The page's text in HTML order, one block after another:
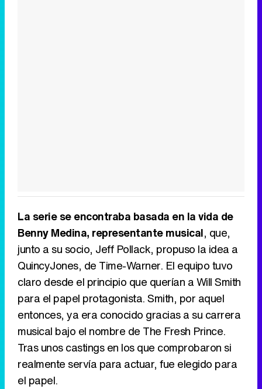
La serie se encontraba basada en la vida de
Benny Medina, representante musical, que,
junto a su socio, Jeff Pollack, propuso la idea a
QuincyJones, de Time-Warner. El equipo tuvo
claro desde el principio que querían a Will Smith
para el papel protagonista. Smith, por aquel
entonces, ya era conocido gracias a su carrera
musical bajo el nombre de The Fresh Prince.
Tras unos castings en los que comprobaron si
realmente servía para actuar, fue elegido para
el papel.